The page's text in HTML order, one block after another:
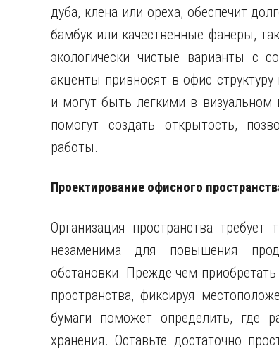
дуба, клена или ореха, обеспечит
бамбук или качественные фанеры,
экологически чистые варианты с
акценты привносят в офис
и могут быть легкими в визуальном
помогут создать открытость,
работы.
Проектирование офисного
Организация пространства требует
незаменима для повышения
обстановки. Прежде чем
пространства, фиксируя
бумаги поможет определить, где
хранения. Оставьте достаточно